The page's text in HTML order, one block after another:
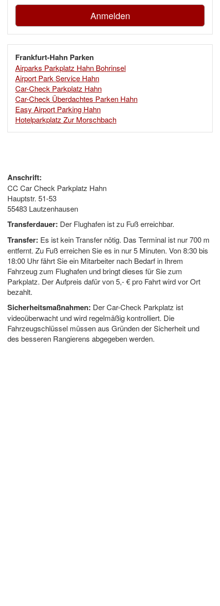
Anmelden
Frankfurt-Hahn Parken
Airparks Parkplatz Hahn Bohrinsel
Airport Park Service Hahn
Car-Check Parkplatz Hahn
Car-Check Überdachtes Parken Hahn
Easy Airport Parking Hahn
Hotelparkplatz Zur Morschbach
Anschrift:
CC Car Check Parkplatz Hahn
Hauptstr. 51-53
55483 Lautzenhausen
Transferdauer: Der Flughafen ist zu Fuß erreichbar.
Transfer: Es ist kein Transfer nötig. Das Terminal ist nur 700 m
entfernt. Zu Fuß erreichen Sie es in nur 5 Minuten. Von 8:30 bis
18:00 Uhr fährt Sie ein Mitarbeiter nach Bedarf in Ihrem
Fahrzeug zum Flughafen und bringt dieses für Sie zum
Parkplatz. Der Aufpreis dafür von 5,- € pro Fahrt wird vor Ort
bezahlt.
Sicherheitsmaßnahmen: Der Car-Check Parkplatz ist
videoüberwacht und wird regelmäßig kontrolliert. Die
Fahrzeugschlüssel müssen aus Gründen der Sicherheit und
des besseren Rangierens abgegeben werden.